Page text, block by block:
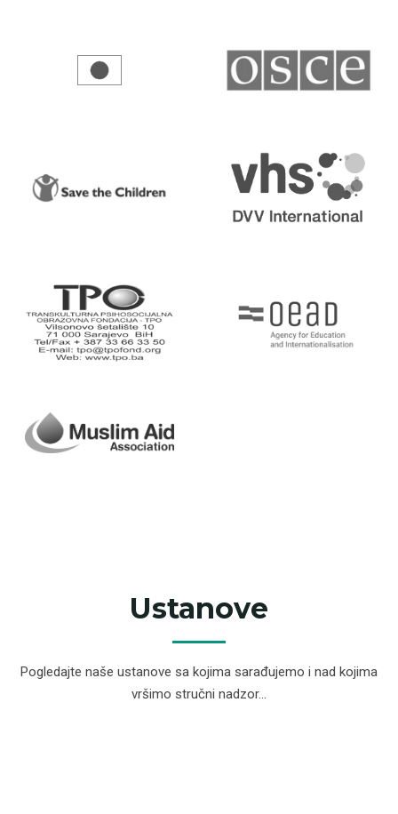
Ustanove
Pogledajte naše ustanove sa kojima sarađujemo i nad kojima
vršimo stručni nadzor...